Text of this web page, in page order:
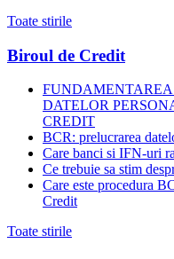
Toate stirile
Biroul de Credit
DATELOR
CREDIT
BCR: prelucrarea
Care banci si IFN-uri
Ce trebuie sa stim
Care este procedura
Credit
Toate stirile